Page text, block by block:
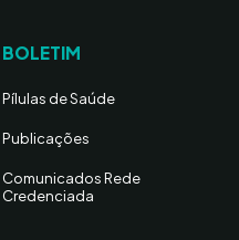
BOLETIM
Pílulas de Saúde
Publicações
Comunicados Rede
Credenciada